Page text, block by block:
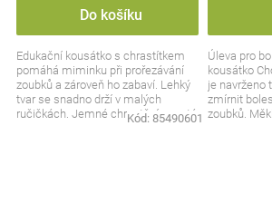
Do košíku
Edukační kousátko s chrastítkem
pomáhá miminku při prořezávání
zoubků a zároveň ho zabaví. Lehký
tvar se snadno drží v malých
ručičkách. Jemné chrastění upoutá
Kód: 85490601
Úleva pro
kousátko
je navrženo
zmírnit
zoubků.